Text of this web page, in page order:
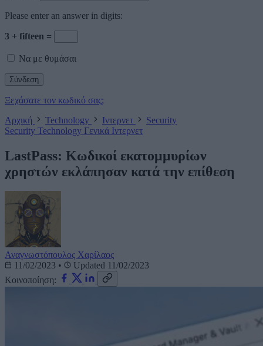
Please enter an answer in digits:
3 + fifteen =
Να με θυμάσαι
Ξεχάσατε τον κωδικό σας;
Αρχική
Technology Ιντερνετ
Security
Security Technology Γενικά Ιντερνετ
LastPass: Κωδικοί εκατομμυρίων
χρηστών εκλάπησαν κατά την επίθεση
Αναγνωστόπουλος Χαρίλαος
11/02/2023 •
Updated 11/02/2023
Κοινοποίηση: